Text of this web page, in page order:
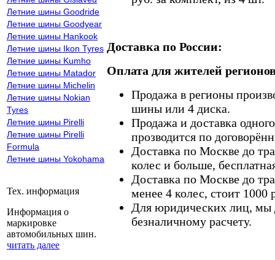
Летние шины Goodride
Летние шины Goodyear
Летние шины Hankook
Летние шины Ikon Tyres
Летние шины Kumho
Летние шины Matador
Летние шины Michelin
Летние шины Nokian
Tyres
Летние шины Pirelli
Летние шины Pirelli
Formula
Летние шины Yokohama
Тех. информация
Информация о
маркировке
автомобильных шин.
читать далее
Доставка по России:
Оплата для жителей
Продажа в регионы
шины или 4 диска.
Продажа и доставка
прозводится по
Доставка по Москве до
колес и больше,
Доставка по Москве до
менее 4 колес, стоит 1000
Для юридических лиц, мы
безналичному расчету.